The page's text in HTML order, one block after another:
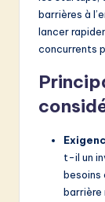
barrières à
lancer
concurrents
t-il un
besoins
barrière